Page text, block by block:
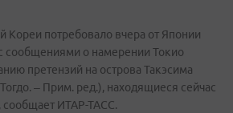
Кореи потребовало вчера от Японии
сообщениями о намерении Токио
претензий на острова Такэсима
– Прим. ред.), находящиеся сейчас
сообщает ИТАР-ТАСС.